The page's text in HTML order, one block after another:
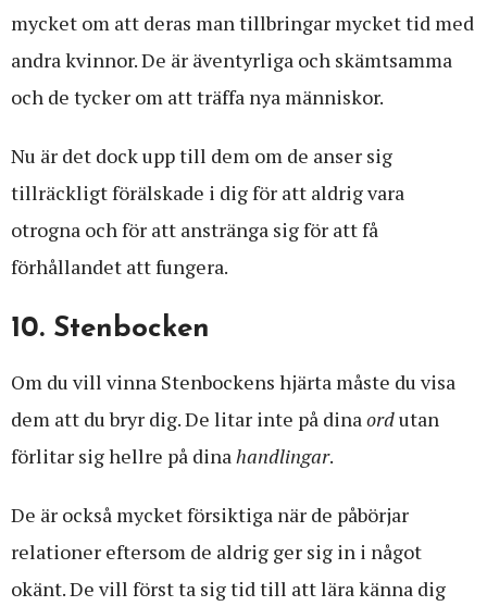
mycket om att deras man tillbringar mycket tid med
andra kvinnor. De är äventyrliga och skämtsamma
och de tycker om att träffa nya människor.
Nu är det dock upp till dem om de anser sig
tillräckligt förälskade i dig för att aldrig vara
otrogna och för att anstränga sig för att få
förhållandet att fungera.
10. Stenbocken
Om du vill vinna Stenbockens hjärta måste du visa
dem att du bryr dig. De litar inte på dinaordutan
förlitar sig hellre på dinahandlingar.
De är också mycket försiktiga när de påbörjar
relationer eftersom de aldrig ger sig in i något
okänt. De vill först ta sig tid till att lära känna dig